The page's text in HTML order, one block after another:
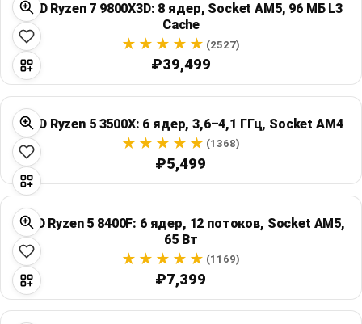
Log in
AMD Ryzen 7 9800X3D: 8 ядер, Socket AM5, 96 МБ L3
Cache
(2527)
₽39,499
AMD Ryzen 5 3500X: 6 ядер, 3,6–4,1 ГГц, Socket AM4
(1368)
₽5,499
AMD Ryzen 5 8400F: 6 ядер, 12 потоков, Socket AM5,
65 Вт
(1169)
₽7,399